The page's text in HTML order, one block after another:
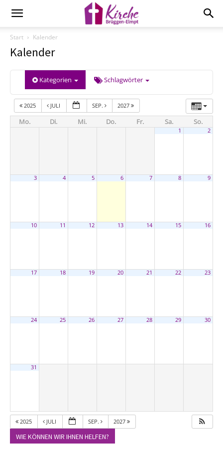
Start Kalender
Kalender
Kategorien Schlagwörter
2025 JULI SEP. 2027
Mo. Di. Mi. Do. Fr. Sa. So.
1 2
3 4 5 6 7 8 9
10 11 12 13 14 15 16
17 18 19 20 21 22 23
24 25 26 27 28 29 30
31
2025 JULI SEP. 2027
WIE KÖNNEN WIR IHNEN HELFEN?